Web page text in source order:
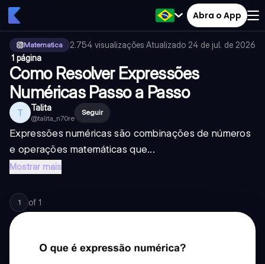
Abra o App
Matematica 2.754 visualizações·Atualizado 24 de jul. de 2026
·1 página
Como Resolver Expressões
Numéricas Passo a Passo
T Talita
@talita_n70re
Seguir
Expressões numéricas são combinações de números
e operações matemáticas que...
Mostrar mais
1 of 1